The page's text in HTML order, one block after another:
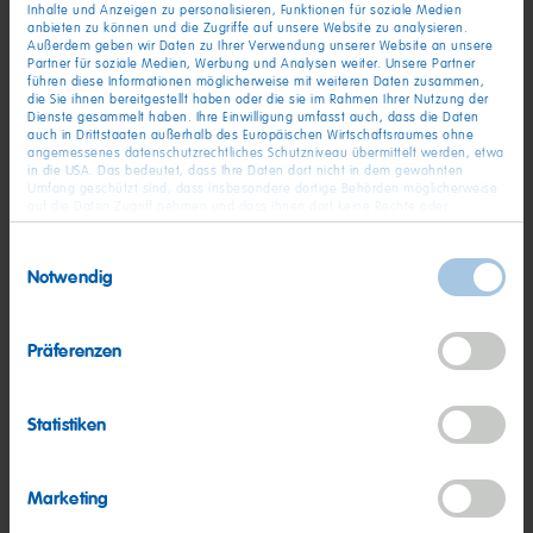
Inhalte und Anzeigen zu personalisieren, Funktionen für soziale Medien
anbieten zu können und die Zugriffe auf unsere Website zu analysieren.
Außerdem geben wir Daten zu Ihrer Verwendung unserer Website an unsere
Partner für soziale Medien, Werbung und Analysen weiter. Unsere Partner
führen diese Informationen möglicherweise mit weiteren Daten zusammen,
die Sie ihnen bereitgestellt haben oder die sie im Rahmen Ihrer Nutzung der
Dienste gesammelt haben. Ihre Einwilligung umfasst auch, dass die Daten
auch in Drittstaaten außerhalb des Europäischen Wirtschaftsraumes ohne
angemessenes datenschutzrechtliches Schutzniveau übermittelt werden, etwa
in die USA. Das bedeutet, dass Ihre Daten dort nicht in dem gewohnten
Umfang geschützt sind, dass insbesondere dortige Behörden möglicherweise
Rechtsbehelfe zur Verfügung stehen. Sie haben das Rechts, Ihre Einwilligung
finden Sie detaillierten Informationen zur Verarbeitung
Ihrer Daten und zum Widerruf Ihrer Einwilligung. Unser Impressum finden Sie
Notwendig
Präferenzen
Statistiken
Marketing
Grafschaft (bei Bonn), Deutschland
ab sofort
Berufserfahren
Bezirksleiter Kassel / Göttingen / Paderborn
ab 01.10.2026
Trainee
Grafschaft (bei Bonn), Deutschland